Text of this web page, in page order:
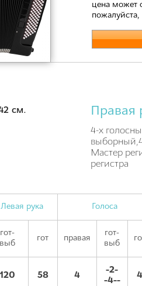
цена может
пожалуйста,
см.
Правая
4-х
Мастер
регистра
Левая рука Голоса
гот-
выб
гот правая
гот-
выб
120 58 4
-2-
-4--
4